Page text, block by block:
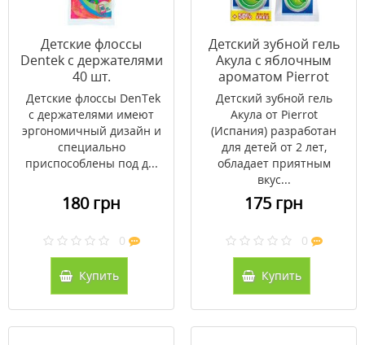
Детские флоссы
Dentek с держателями
40 шт.
Детские флоссы DenTek
с держателями имеют
эргономичный дизайн и
специально
приспособлены под д...
180 грн
0
Купить
Детский зубной гель
Акула с яблочным
ароматом Pierrot
75мл
Детский зубной гель
Акула от Pierrot
(Испания) разработан
для детей от 2 лет,
обладает приятным
вкус...
175 грн
0
Купить